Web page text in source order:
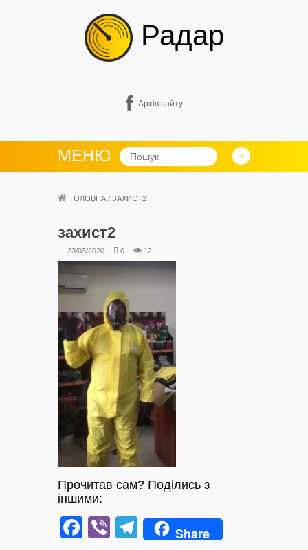
Радар
Архів сайту
МЕНЮ
ГОЛОВНА / ЗАХИСТ2
захист2
— 23/03/2020 0 12
Прочитав сам? Поділись з
іншими:
Facebook
ViberTelegram
Share